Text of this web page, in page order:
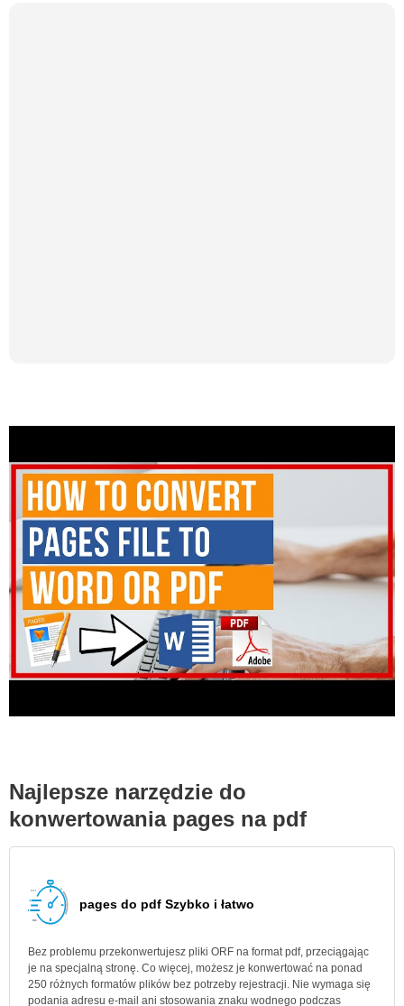
Najlepsze narzędzie do
konwertowania pages na pdf
pages do pdf Szybko i łatwo
Bez problemu przekonwertujesz pliki ORF na format pdf, przeciągając
je na specjalną stronę. Co więcej, możesz je konwertować na ponad
250 różnych formatów plików bez potrzeby rejestracji. Nie wymaga się
podania adresu e-mail ani stosowania znaku wodnego podczas